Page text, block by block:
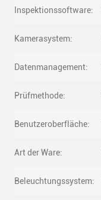
Inspektionssoftware:
Kamerasystem:
Datenmanagement:
Prüfmethode:
Benutzeroberfläche:
Art der Ware:
Beleuchtungssystem: